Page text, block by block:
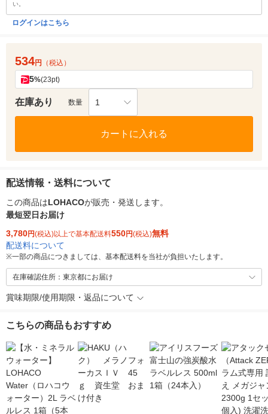
い。
ログインはこちら
534円 （税込）
5%(23pt)
在庫あり 数量 1
カートに入れる
配送情報・送料について
この商品はLOHACOが販売・発送します。
最短翌日お届け
3,780円(税込)以上で基本配送料550円(税込)無料
配送料について
※一部の商品につきましては、基本配送料を当社が負担いたします。
在庫確認住所：東京都にお届け
賞味期限/使用期限・返品について
こちらの商品もおすすめ